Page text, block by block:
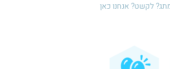
לקשט? אנחנו כאן